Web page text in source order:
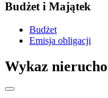
Budżet i Majątek
Budżet
Emisja obligacji
Wykaz